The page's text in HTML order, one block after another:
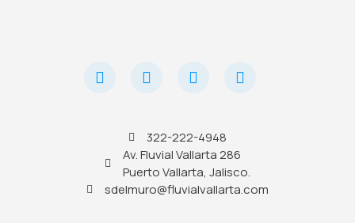
322-222-4948
Av. Fluvial Vallarta 286
Puerto Vallarta, Jalisco.
sdelmuro@fluvialvallarta.com